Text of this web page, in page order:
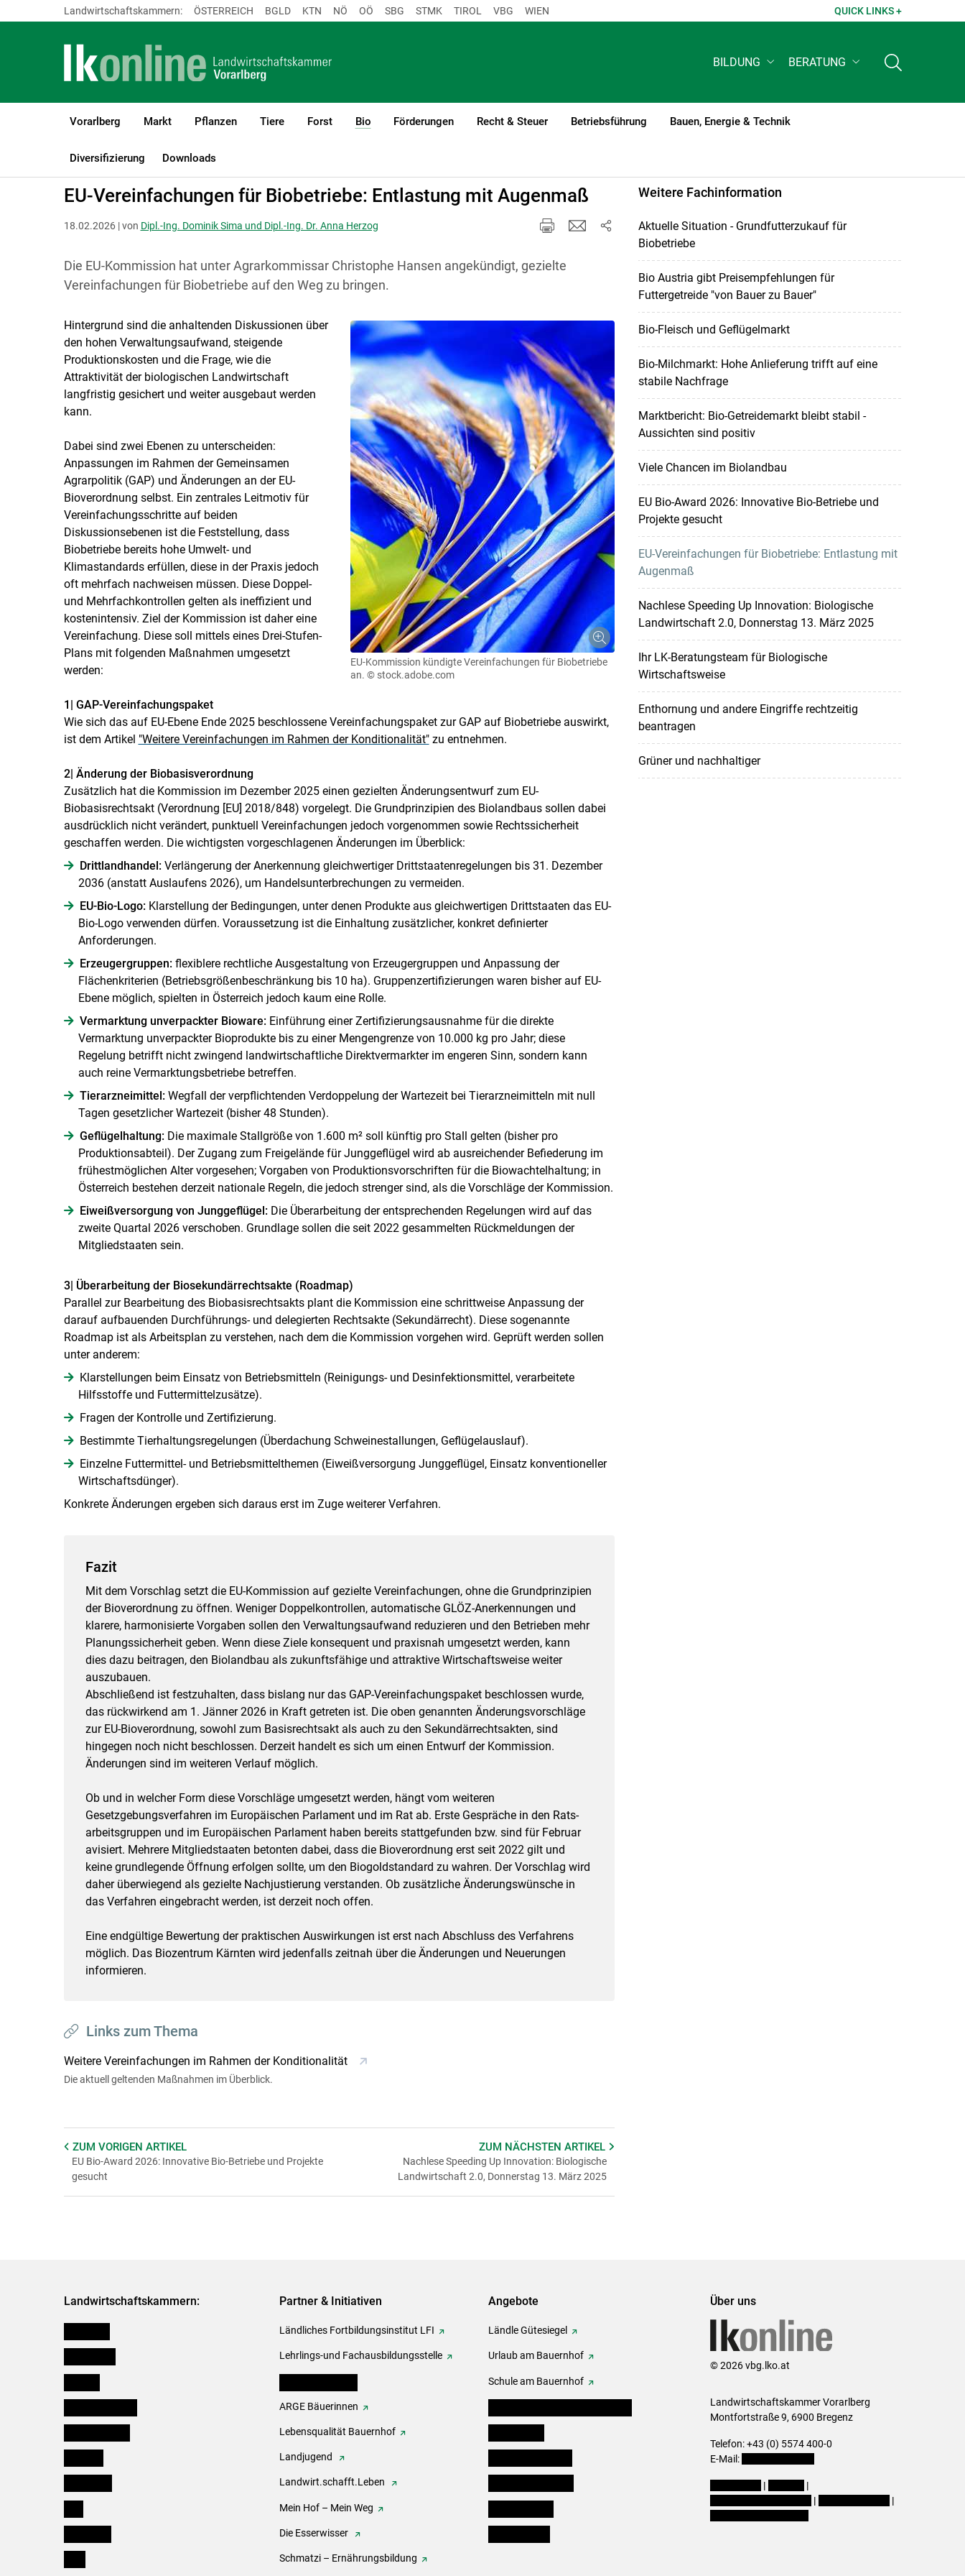
Skip to main content
Landwirtschaftskammern: ÖSTERREICH BGLD KTN NÖ OÖ SBG STMK TIROL VBG WIEN QUICK LINKS +
BILDUNG BERATUNG
Vorarlberg Markt Pflanzen Tiere Forst Bio
(current)1
Förderungen Recht & Steuer Betriebsführung Bauen, Energie & Technik
Diversifizierung Downloads
LK Vorarlberg Bio Aktuelle Bioinformationen
EU-Verein­fachungen für Biobetriebe: Entlastung mit Augenmaß
18.02.2026 | von Dipl.-Ing. Dominik Sima und Dipl.-Ing. Dr. Anna Herzog
Die EU-Kommission hat unter Agrarkommissar ­Christophe Hansen angekündigt, gezielte
Vereinfachungen für Biobetriebe auf den Weg zu bringen.
EU-Kommission kündigte Vereinfachungen für Biobetriebe
an. © stock.adobe.com
Hintergrund sind die anhaltenden Diskussionen über
den hohen Verwaltungsaufwand, steigende
Produktionskosten und die Frage, wie die
Attraktivität der biologischen Landwirtschaft
langfristig gesichert und weiter ausgebaut werden
kann.
Dabei sind zwei Ebenen zu unterscheiden:
Anpassungen im Rahmen der Gemeinsamen
Agrarpolitik (GAP) und Änderungen an der EU-
Bioverordnung selbst. Ein zentrales Leitmotiv für
Vereinfachungsschritte auf beiden
Diskussionsebenen ist die Feststellung, dass
Biobetriebe bereits hohe Umwelt- und
Klimastandards erfüllen, diese in der Praxis jedoch
oft mehrfach nachweisen müssen. Diese Doppel-
und Mehrfachkontrollen gelten als ineffizient und
kostenintensiv. Ziel der Kommission ist daher eine
Vereinfachung. Diese soll mittels eines Drei-Stufen-
Plans mit folgenden Maßnahmen umgesetzt
werden:
1| GAP-Vereinfachungspaket
Wie sich das auf EU-Ebene Ende 2025 beschlossene Vereinfachungspaket zur GAP auf Biobetriebe auswirkt,
ist dem Artikel "Weitere Vereinfachungen im Rahmen der Konditionalität"zu entnehmen.
2| Änderung der Biobasisverordnung
Zusätzlich hat die Kommission im Dezember 2025 einen gezielten Änderungsentwurf zum EU-
Biobasisrechtsakt (Verordnung [EU] 2018/​848) vorgelegt. Die Grundprinzipien des Biolandbaus sollen dabei
ausdrücklich nicht verändert, punktuell Vereinfachungen jedoch vorgenommen sowie Rechtssicherheit
geschaffen werden. Die wichtigsten vorgeschlagenen Änderungen im Überblick:
Drittlandhandel:Verlängerung der Anerkennung gleichwertiger Drittstaatenregelungen bis 31. Dezember
2036 (anstatt Auslaufens 2026), um Handelsunterbrechungen zu vermeiden.
EU-Bio-Logo: Klarstellung der Bedingungen, unter denen Produkte aus gleichwertigen Drittstaaten das EU-
Bio-Logo verwenden dürfen. Voraussetzung ist die Einhaltung zusätzlicher, konkret definierter
Anforderungen.
Erzeugergruppen:flexiblere rechtliche Ausgestaltung von Erzeugergruppen und Anpassung der
Flächenkriterien (Betriebsgrößenbeschränkung bis 10 ha). Gruppenzertifizierungen waren bisher auf EU-
Ebene möglich, spielten in Österreich jedoch kaum eine Rolle.
Vermarktung unverpackter Bioware:Einführung einer Zertifizierungsausnahme für die direkte
Vermarktung unverpackter Bioprodukte bis zu einer Mengengrenze von 10.000 kg pro Jahr; diese
Regelung betrifft nicht zwingend landwirtschaftliche Direktvermarkter im engeren Sinn, sondern kann
auch reine Vermarktungsbetriebe betreffen.
Tierarzneimittel:Wegfall der verpflichtenden Verdoppelung der Wartezeit bei Tierarzneimitteln mit null
Tagen gesetzlicher Wartezeit (bisher 48 Stunden).
Geflügelhaltung: Die maximale Stallgröße von 1.600 m² soll künftig pro Stall gelten (bisher pro
Produktions­abteil). Der Zugang zum Freigelände für Junggeflügel wird ab ausreichender Befiederung im
frühestmöglichen Alter vorgesehen; Vorgaben von Produktionsvorschriften für die Biowachtelhaltung; in
Österreich bestehen derzeit nationale Regeln, die jedoch strenger sind, als die Vorschläge der Kommission.
Eiweißversorgung von Jung­geflügel: Die Überarbeitung der entsprechenden Regelungen wird auf das
zweite Quartal 2026 verschoben. Grundlage sollen die seit 2022 gesammelten Rückmeldungen der
Mitgliedstaaten sein.
3| Überarbeitung der Biosekundärrechtsakte (Roadmap)
Parallel zur Bearbeitung des Biobasisrechtsakts plant die Kommission eine schrittweise Anpassung der
darauf aufbauenden Durchführungs- und delegierten Rechtsakte (Sekundärrecht). Diese sogenannte
Roadmap ist als Arbeitsplan zu verstehen, nach dem die Kommission vorgehen wird. Geprüft werden sollen
unter anderem:
Klarstellungen beim Einsatz von Betriebsmitteln (Reinigungs- und Desinfektionsmittel, verarbeitete
Hilfsstoffe und Futtermittelzusätze).
Fragen der Kontrolle und Zertifizierung.
Bestimmte Tierhaltungsregelungen (Überdachung Schweinestallungen, Geflügelauslauf).
Einzelne Futtermittel- und Betriebsmittelthemen (Eiweißversorgung Junggeflügel, Einsatz konventioneller
Wirtschaftsdünger).
Konkrete Änderungen ergeben sich daraus erst im Zuge weiterer Verfahren.
Fazit
Mit dem Vorschlag setzt die EU-Kommission auf gezielte Vereinfachungen, ohne die Grundprinzipien
der Bioverordnung zu öffnen. Weniger Doppelkontrollen, automatische GLÖZ-Anerkennungen und
klarere, harmonisierte Vorgaben sollen den Verwaltungsaufwand reduzieren und den Betrieben mehr
Planungssicherheit geben. Wenn diese Ziele konsequent und praxisnah umgesetzt werden, kann
dies dazu beitragen, den Biolandbau als zukunftsfähige und attraktive Wirtschaftsweise weiter
auszubauen.
Abschließend ist festzuhalten, dass bislang nur das GAP-Vereinfachungspaket beschlossen wurde,
das rückwirkend am 1. Jänner 2026 in Kraft getreten ist. Die oben genannten Änderungsvorschläge
zur EU-Bioverordnung, sowohl zum Basisrechtsakt als auch zu den Sekundärrechtsakten, sind
hingegen noch nicht beschlossen. Derzeit handelt es sich um einen Entwurf der Kommission.
Änderungen sind im weiteren Verlauf möglich.
Ob und in welcher Form diese Vorschläge umgesetzt werden, hängt vom weiteren
Gesetzgebungsverfahren im Europäischen Parlament und im Rat ab. Erste Gespräche in den Rats­
arbeitsgruppen und im Europäischen Parlament haben bereits stattgefunden bzw. sind für Februar
avisiert. Mehrere Mitgliedstaaten betonten dabei, dass die Bioverordnung erst seit 2022 gilt und
keine grundlegende Öffnung erfolgen sollte, um den Biogoldstandard zu wahren. Der Vorschlag wird
daher überwiegend als gezielte Nachjustierung verstanden. Ob zusätzliche Änderungswünsche in
das Verfahren eingebracht werden, ist derzeit noch offen.
Eine endgültige Bewertung der praktischen Auswirkungen ist erst nach Abschluss des Verfahrens
möglich. Das Biozentrum Kärnten wird jedenfalls zeitnah über die Änderungen und Neuerungen
informieren.
Links zum Thema
Weitere Vereinfachungen im Rahmen der Konditionalität
Die aktuell geltenden Maßnahmen im Überblick.
ZUM VORIGEN ARTIKEL
EU Bio-Award 2026: Innovative Bio-Betriebe und Projekte
gesucht
ZUM NÄCHSTENARTIKEL
Nachlese Speeding Up Innovation: Biologische
Landwirtschaft 2.0, Donnerstag 13. März 2025
Weitere Fachinformation
Aktuelle Situation - Grundfutterzukauf für
Biobetriebe
Bio Austria gibt Preisempfehlungen für
Futtergetreide "von Bauer zu Bauer"
Bio-Fleisch und Geflügelmarkt
Bio-Milchmarkt: Hohe Anlieferung trifft auf eine
stabile Nachfrage
Marktbericht: Bio-Getreidemarkt bleibt stabil -
Aussichten sind positiv
Viele Chancen im Biolandbau
EU Bio-Award 2026: Innovative Bio-Betriebe und
Projekte gesucht
EU-Verein­fachungen für Biobetriebe: Entlastung mit
Augenmaß
Nachlese Speeding Up Innovation: Biologische
Landwirtschaft 2.0, Donnerstag 13. März 2025
Ihr LK-Beratungsteam für Biologische
Wirtschaftsweise
Enthornung und andere Eingriffe rechtzeitig
beantragen
Grüner und nachhaltiger
Landwirtschaftskammern: Partner & Initiativen
Ländliches Fortbildungsinstitut LFI
Lehrlings-und Fachausbildungsstelle
ARGE Bäuerinnen
Lebensqualität Bauernhof
Landjugend
Landwirt.schafft.Leben
Mein Hof – Mein Weg
Die Esserwisser
Schmatzi – Ernährungsbildung
Angebote
Ländle Gütesiegel
Urlaub am Bauernhof
Schule am Bauernhof
Über uns
© 2026 vbg.lko.at
Landwirtschaftskammer Vorarlberg
Montfortstraße 9, 6900 Bregenz
Telefon: +43 (0) 5574 400-0
E-Mail:
|
|
|
|